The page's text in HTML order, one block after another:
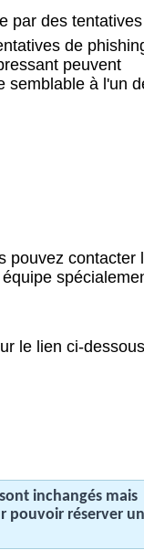
par des tentatives
de
peuvent
semblable à l'un
pouvez contacter
le lien ci-
inchangés mais
pouvoir réserver un